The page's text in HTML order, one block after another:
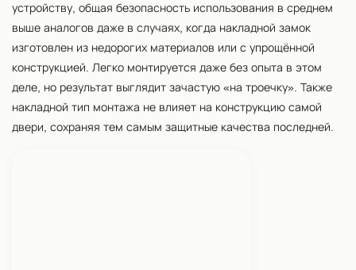
устройству, общая безопасность использования в среднем
выше аналогов даже в случаях, когда накладной замок
изготовлен из недорогих материалов или с упрощённой
конструкцией. Легко монтируется даже без опыта в этом
деле, но результат выглядит зачастую «на троечку». Также
накладной тип монтажа не влияет на конструкцию самой
двери, сохраняя тем самым защитные качества последней.